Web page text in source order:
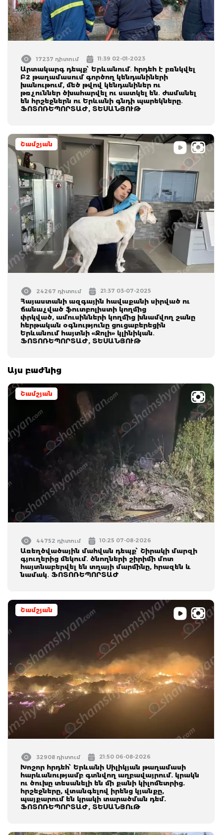
17237 դիտում 11:39 02-01-2023
Արտակարգ դեպք՝ Երևանում․ հրդեհ է բռնկվել
Բ2 թաղամասում գործող կենդանիների
խանութում, մեծ թվով կենդանիներ ու
թռչուններ ծխահարվել ու սատկել են․ ժամանել
են հրշեջներն ու Երևանի գնդի պարեկները․
ՖՈՏՈՌԵՊՈՐՏԱԺ, ՏԵՍԱՆՅՈՒԹ
Շամշյան
24267 դիտում 21:37 03-07-2025
Հայաստանի ազգային հավաքանի սիրված ու
ճանաչված ֆուտբոլիստի կողմից
փրկված, ամուսինների կողմից խնամվող շանը
հերթական օգնությունը ցուցաբերեցին
Երևանում հայտնի «Ջոլի» կլինիկան․
ՖՈՏՈՌԵՊՈՐՏԱԺ, ՏԵՍԱՆՅՈՒԹ
Այս բաժնից
Շամշյան
44752 դիտում 10:25 07-08-2026
Առեղծվածային մահվան դեպք՝ Շիրակի մարզի
գյուղերից մեկում․ ծնողների շիրիմի մոտ
հայտնաբերվել են տղայի մարմինը, հրազեն և
նամակ․ ՖՈՏՈՌԵՊՈՐՏԱԺ
Շամշյան
32908 դիտում 21:50 06-08-2026
Խոշոր հրդեհ՝ Երևանի Սիլիկյան թաղամասի
հարևանությամբ գտնվող աղբավայրում. կրակն
ու ծուխը տեսանելի են մի քանի կիլոմետրից.
հրշեջները, վտանգելով իրենց կյանքը,
պայքարում են կրակի տարածման դեմ.
ՖՈՏՈՌԵՊՈՐՏԱԺ, ՏԵՍԱՆՅՈւԹ